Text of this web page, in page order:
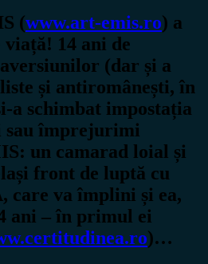
(www.art-emis.ro) a
14 ani de
(dar și a
și antiromânești, în
a schimbat impostația
împrejurimi
un camarad loial și
front de luptă cu
care va împlini și ea,
ani – în primul ei
)…